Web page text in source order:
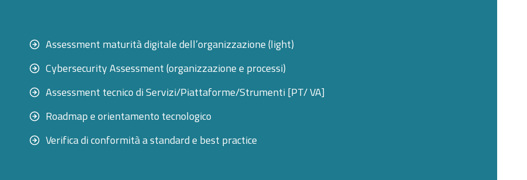
Assessment maturità digitale dell’organizzazione (light)
Cybersecurity Assessment (organizzazione e processi)
Assessment tecnico di Servizi/Piattaforme/Strumenti [PT/ VA]
Roadmap e orientamento tecnologico
Verifica di conformità a standard e best practice